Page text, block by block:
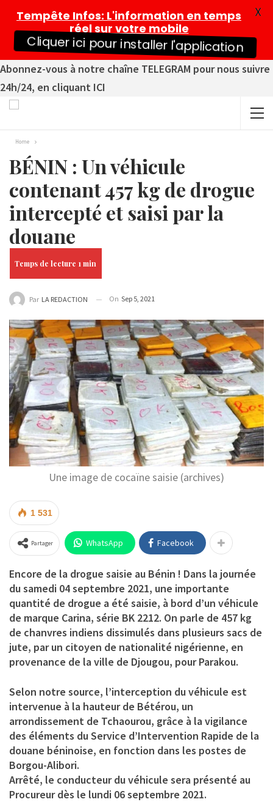
Abonnez-vous à notre chaîne TELEGRAM pour nous suivre
24h/24, en cliquant ICI
Home
BÉNIN : Un véhicule
contenant 457 kg de drogue
intercepté et saisi par la
douane
Par LA REDACTION On Sep 5, 2021
Une image de cocaïne saisie (archives)
1 531
Partager WhatsApp Facebook
Encore de la drogue saisie au Bénin ! Dans la journée
du samedi 04 septembre 2021, une importante
quantité de drogue a été saisie, à bord d’un véhicule
de marque Carina, série BK 2212. On parle de 457 kg
de chanvres indiens dissimulés dans plusieurs sacs de
jute, par un citoyen de nationalité nigérienne, en
provenance de la ville de Djougou, pour Parakou.
Selon notre source, l’interception du véhicule est
intervenue à la hauteur de Bétérou, un
arrondissement de Tchaourou, grâce à la vigilance
des éléments du Service d’Intervention Rapide de la
douane béninoise, en fonction dans les postes de
Borgou-Alibori.
Arrêté, le conducteur du véhicule sera présenté au
Procureur dès le lundi 06 septembre 2021.
Tempête Infos: L'information en temps
réel sur votre mobile
Cliquer ici pour installer l'application
X